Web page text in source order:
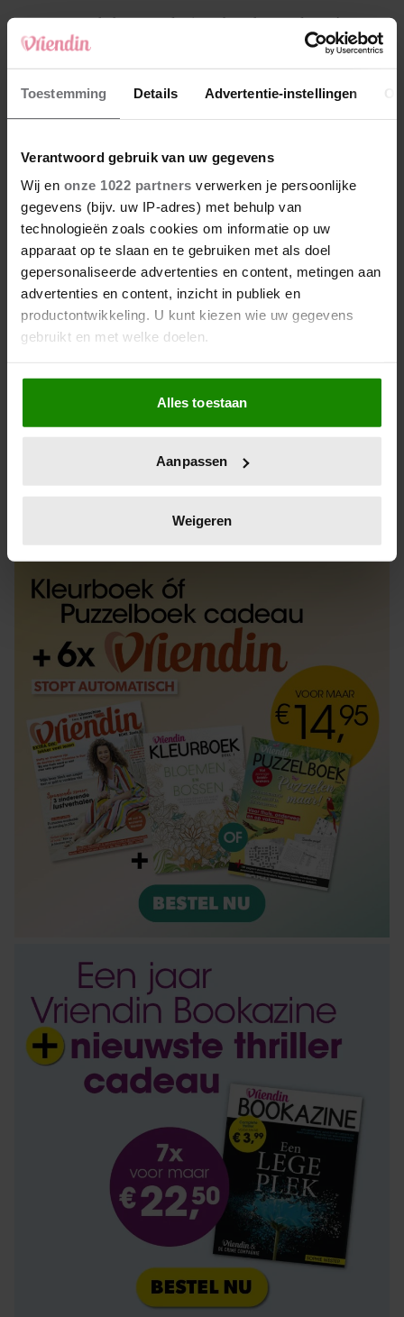
Toestemming Details Advertentie-instellingen
Verantwoord gebruik van uw gegevens
Wij en onze 1022 partners verwerken je persoonlijke
gegevens (bijv. uw IP-adres) met behulp van
technologieën zoals cookies om informatie op uw
apparaat op te slaan en te gebruiken met als doel
gepersonaliseerde advertenties en content, metingen aan
advertenties en content, inzicht in publiek en
productontwikkeling. U kunt kiezen wie uw gegevens
gebruikt en met welke doelen.
Als u het toestaat, willen we ook graag:
Informatie verzamelen over uw geografische
locatie, die tot een paar meter nauwkeurig kan zijn
scannen op specifieke eigenschappen (fingerprinting)
verwerkt en stel uw voorkeuren in het
intrekken in de Cookieverklaring.
We gebruiken cookies om content en advertenties te
personaliseren, om functies voor social media te bieden
en om ons websiteverkeer te analyseren. Ook delen we
informatie over uw gebruik van onze site met onze
partners voor social media, adverteren en analyse. Deze
partners kunnen deze gegevens combineren met andere
informatie die u aan ze heeft verstrekt of die ze hebben
verzameld op basis van uw gebruik van hun services. U
gaat akkoord met onze cookies als u onze website blijft
gebruiken.
Alles toestaan
Aanpassen
Weigeren
4 Makelaar Mandy: ‘Een bericht van de BN’er.
Een foto. Mijn lijf reageert’
5 Makelaar Mandy: ‘Vrijdagavond belde Bart.
Hij sprak eng kalm’
Nieuw